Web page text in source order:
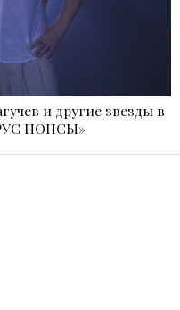
и другие звезды в
ПОПСЫ»